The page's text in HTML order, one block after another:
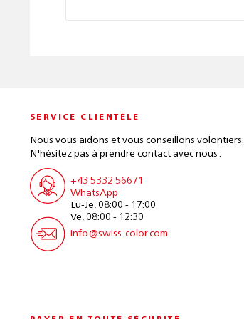
SERVICE CLIENTÈLE
Nous vous aidons et vous conseillons volontiers.
N'hésitez pas à prendre contact avec nous :
+43 5332 56671
WhatsApp
Lu-Je, 08:00 - 17:00
Ve, 08:00 - 12:30
info@swiss-color.com